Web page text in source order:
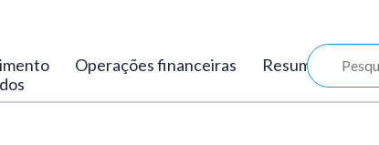
Operações financeiras
Resumo